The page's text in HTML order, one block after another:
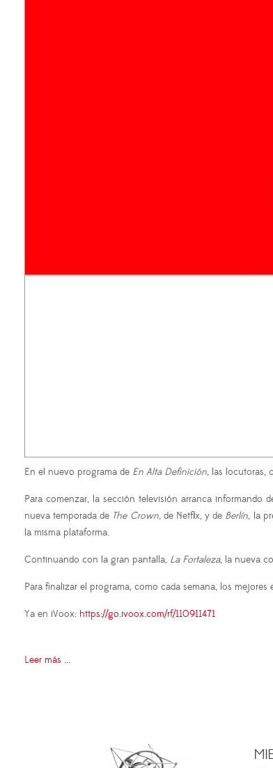
En el nuevo programa de En Alta Definición, las locutoras,
Para comenzar, la sección televisión arranca informando
nueva temporada de The Crown, de Netflix, y de Berlín, la
la misma plataforma.
Continuando con la gran pantalla, La Fortaleza, la nueva
Para finalizar el programa, como cada semana, los
Ya en iVoox: https://go.ivoox.com/rf/110911471
Leer más ...